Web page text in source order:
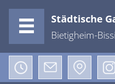
Städtische
Bietigheim-